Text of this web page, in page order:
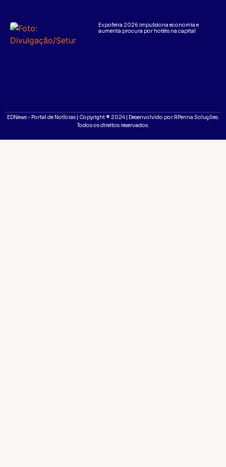
Expofeira 2026 impulsiona economia e
aumenta procura por hotéis na capital
EDNews - Portal de Notícias | Copyright ® 2024 | Desenvolvido por RPenna Soluções.
Todos os direitos reservados.